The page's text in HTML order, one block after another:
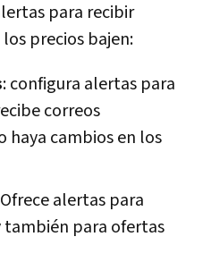
para recibir
precios bajen:
: configura alertas para
correos
haya cambios en los
alertas para
también para ofertas